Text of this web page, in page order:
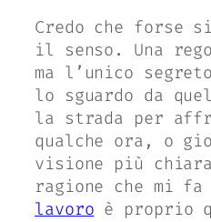
Credo che forse
il senso. Una
ma l’unico
lo sguardo da
la strada per
qualche ora, o
visione più
ragione che mi fa
lavoro è proprio